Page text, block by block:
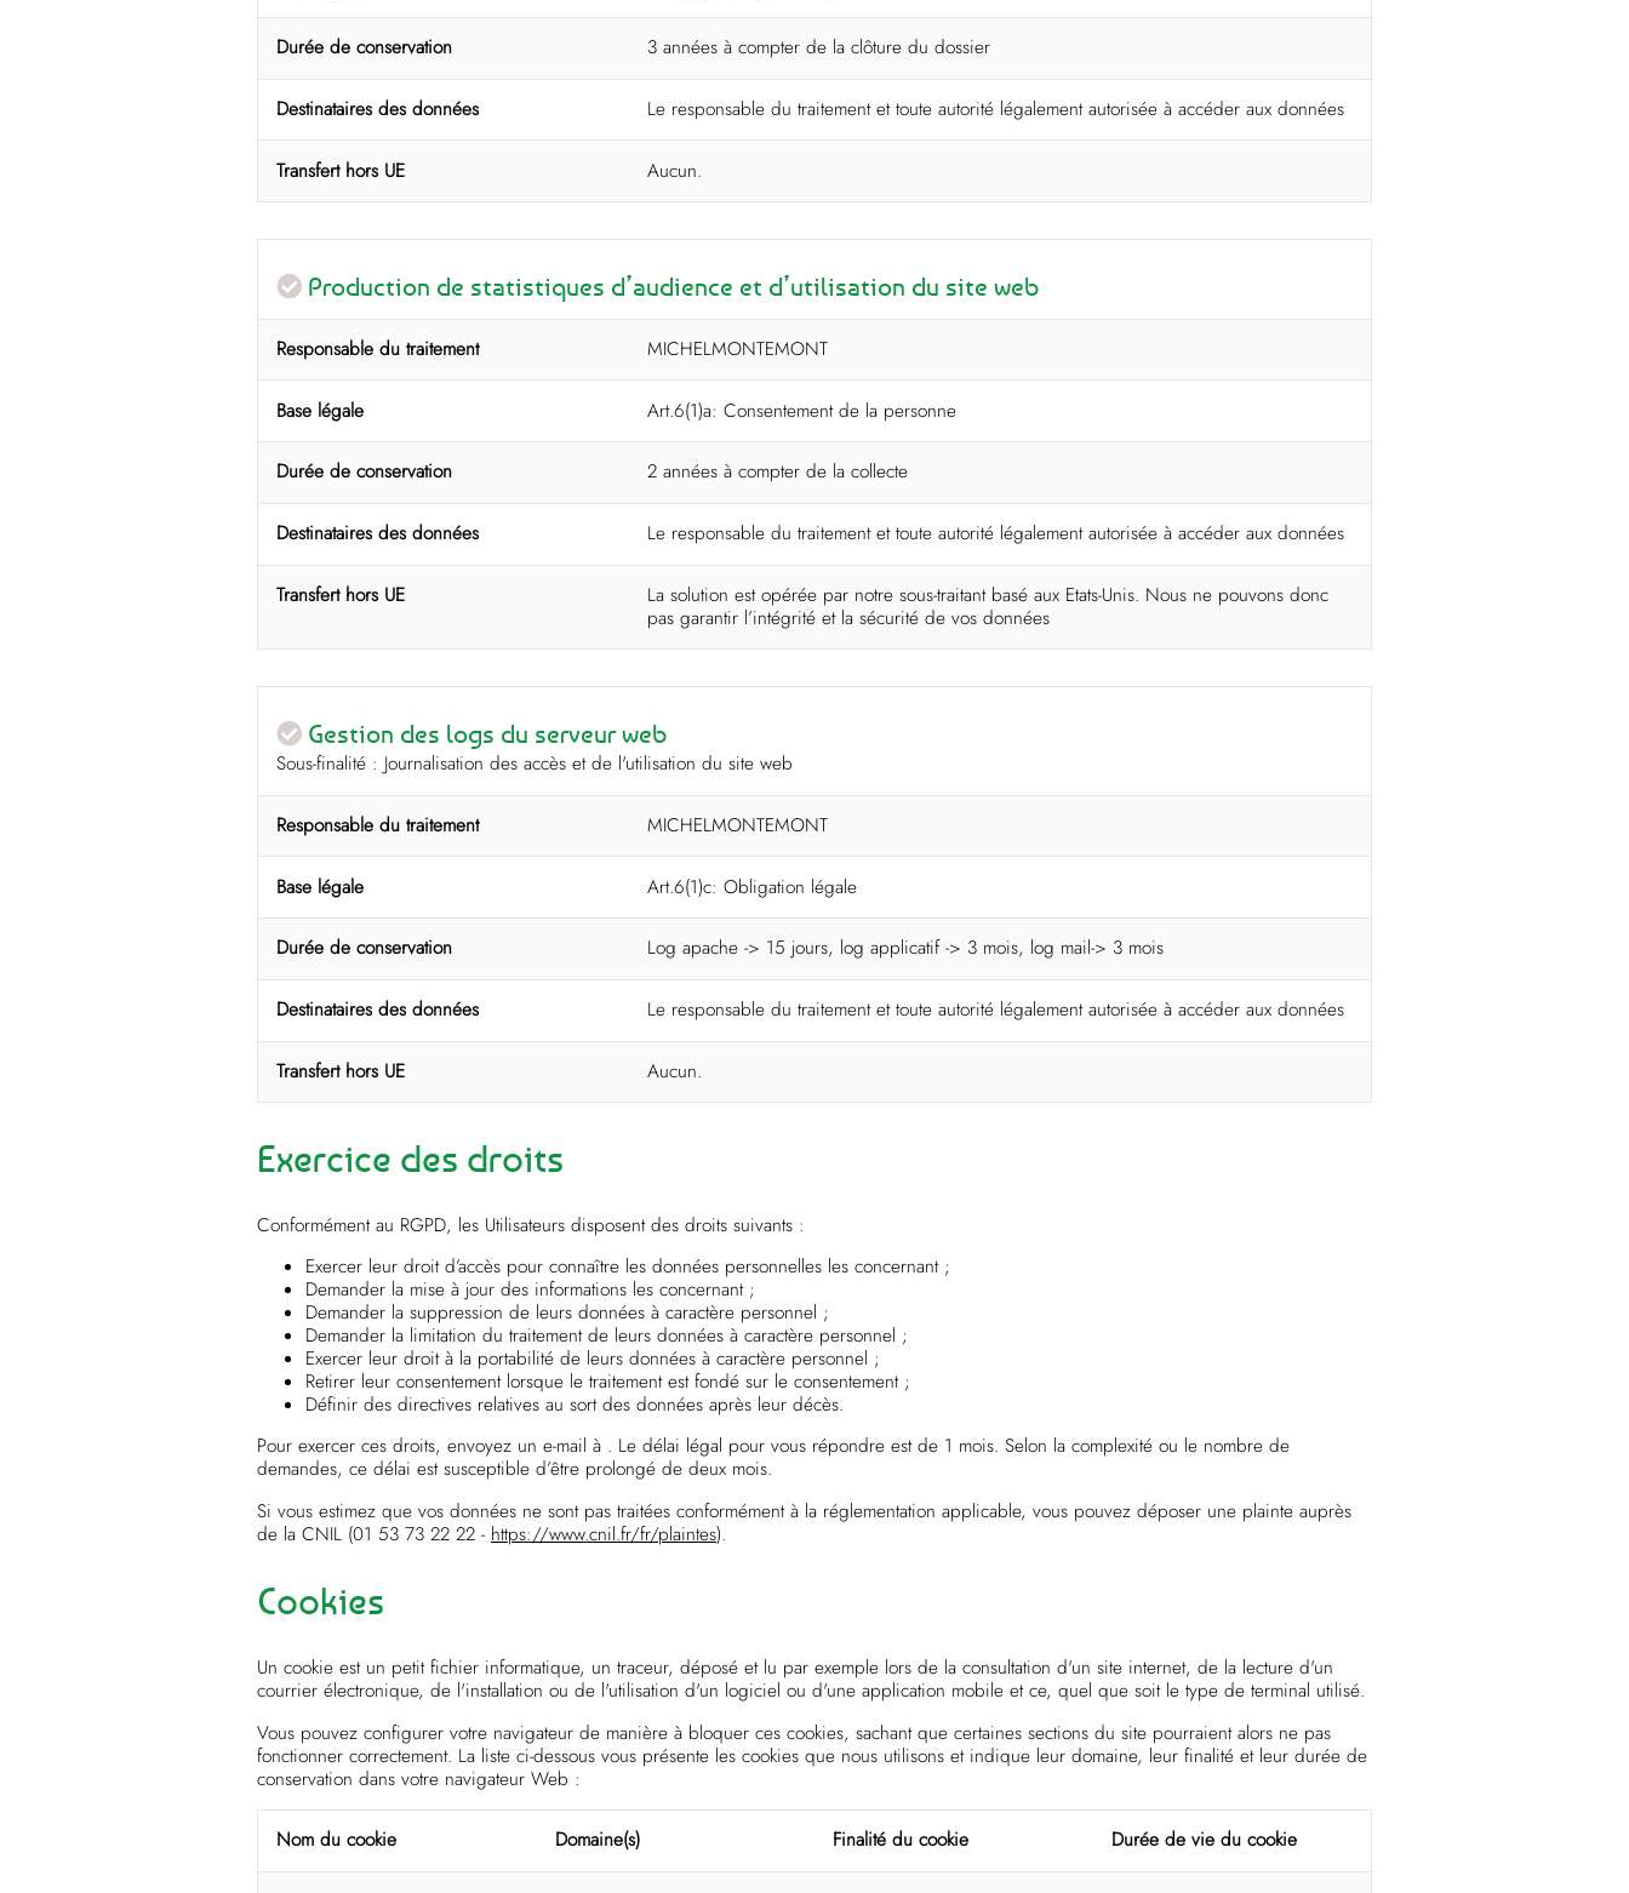
Durée de conservation 3 années à compter de la clôture du dossier
Destinataires des données Le responsable du traitement et toute autorité légalement autorisée à accéder aux données
Transfert hors UE Aucun.
Production de statistiques d’audience et d’utilisation du site web
Responsable du traitement MICHELMONTEMONT
Base légale Art.6(1)a: Consentement de la personne
Durée de conservation 2 années à compter de la collecte
Destinataires des données Le responsable du traitement et toute autorité légalement autorisée à accéder aux données
Transfert hors UE La solution est opérée par notre sous-traitant basé aux Etats-Unis. Nous ne pouvons donc
pas garantir l’intégrité et la sécurité de vos données
Gestion des logs du serveur web
Sous-finalité : Journalisation des accès et de l'utilisation du site web
Responsable du traitement MICHELMONTEMONT
Base légale Art.6(1)c: Obligation légale
Durée de conservation Log apache -> 15 jours, log applicatif -> 3 mois, log mail-> 3 mois
Destinataires des données Le responsable du traitement et toute autorité légalement autorisée à accéder aux données
Transfert hors UE Aucun.
Exercice des droits
Conformément au RGPD, les Utilisateurs disposent des droits suivants :
Exercer leur droit d’accès pour connaître les données personnelles les concernant ;
Demander la mise à jour des informations les concernant ;
Demander la suppression de leurs données à caractère personnel ;
Demander la limitation du traitement de leurs données à caractère personnel ;
Exercer leur droit à la portabilité de leurs données à caractère personnel ;
Retirer leur consentement lorsque le traitement est fondé sur le consentement ;
Définir des directives relatives au sort des données après leur décès.
Pour exercer ces droits, envoyez un e-mail à . Le délai légal pour vous répondre est de 1 mois. Selon la complexité ou le nombre de
demandes, ce délai est susceptible d’être prolongé de deux mois.
Si vous estimez que vos données ne sont pas traitées conformément à la réglementation applicable, vous pouvez déposer une plainte auprès
de la CNIL (01 53 73 22 22 - https://www.cnil.fr/fr/plaintes).
Cookies
Un cookie est un petit fichier informatique, un traceur, déposé et lu par exemple lors de la consultation d'un site internet, de la lecture d'un
courrier électronique, de l'installation ou de l'utilisation d'un logiciel ou d'une application mobile et ce, quel que soit le type de terminal utilisé.
Vous pouvez configurer votre navigateur de manière à bloquer ces cookies, sachant que certaines sections du site pourraient alors ne pas
fonctionner correctement. La liste ci-dessous vous présente les cookies que nous utilisons et indique leur domaine, leur finalité et leur durée de
conservation dans votre navigateur Web :
Nom du cookie Domaine(s) Finalité du cookie Durée de vie du cookie